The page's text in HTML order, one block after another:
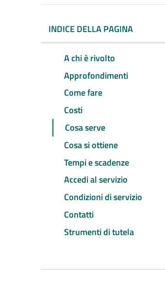
INDICE DELLA PAGINA
A chi è rivolto
Approfondimenti
Come fare
Costi
Cosa serve
Cosa si ottiene
Tempi e scadenze
Accedi al servizio
Condizioni di servizio
Contatti
Strumenti di tutela